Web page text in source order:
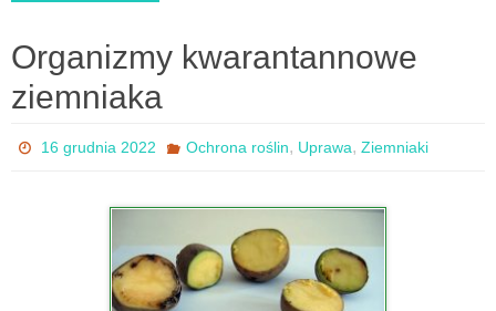
Organizmy kwarantannowe
ziemniaka
16 grudnia 2022 Ochrona roślin, Uprawa, Ziemniaki